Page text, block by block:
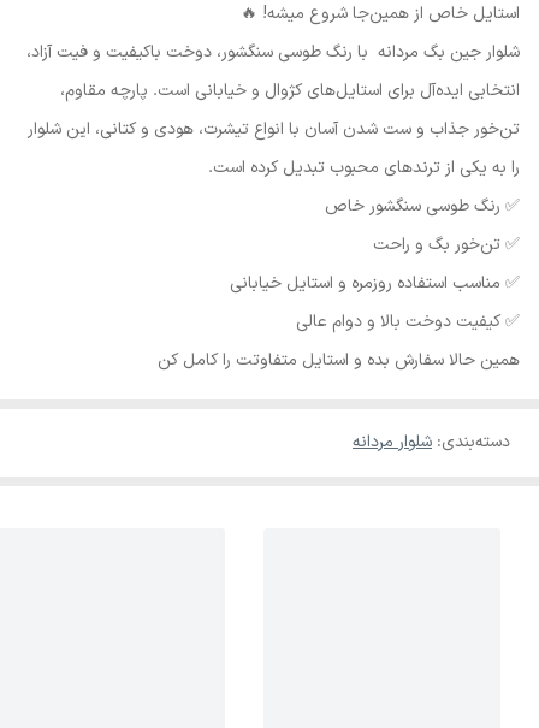
استایل خاص از همین‌جا شروع میشه! 🔥
شلوار جین بگ مردانه با رنگ طوسی سنگشور، دوخت باکیفیت و فیت آزاد،
انتخابی ایده‌آل برای استایل‌های کژوال و خیابانی است. پارچه مقاوم،
تن‌خور جذاب و ست شدن آسان با انواع تیشرت، هودی و کتانی، این شلوار
را به یکی از ترندهای محبوب تبدیل کرده است.
✅ رنگ طوسی سنگشور خاص
✅ تن‌خور بگ و راحت
✅ مناسب استفاده روزمره و استایل خیابانی
✅ کیفیت دوخت بالا و دوام عالی
همین حالا سفارش بده و استایل متفاوتت را کامل کن
دسته‌بندی: شلوار مردانه